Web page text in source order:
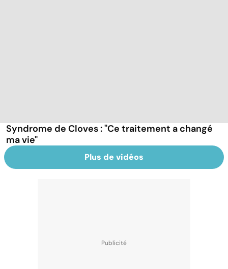
Syndrome de Cloves : "Ce traitement a changé
ma vie"
Plus de vidéos